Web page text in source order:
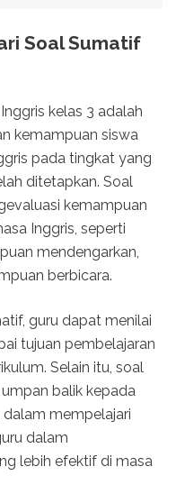
Soal Sumatif
kelas 3 adalah
kemampuan siswa
pada tingkat yang
ditetapkan. Soal
kemampuan
Inggris, seperti
mendengarkan,
berbicara.
guru dapat menilai
tujuan pembelajaran
Selain itu, soal
balik kepada
mempelajari
dalam
lebih efektif di masa